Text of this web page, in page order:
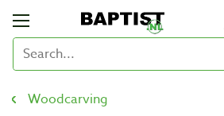
Woodcarving